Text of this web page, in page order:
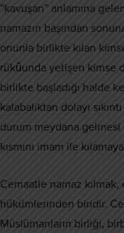
“kavuşan” anlamına
namazın başından
onunla birlikte kılan
rükûunda yetişen kimse
birlikte başladığı halde
kalabalıktan dolayı
durum meydana gelmesi
kısmını imam ile
Cemaatle namaz kılmak,
hükümlerinden biridir.
Müslümanların birliği,